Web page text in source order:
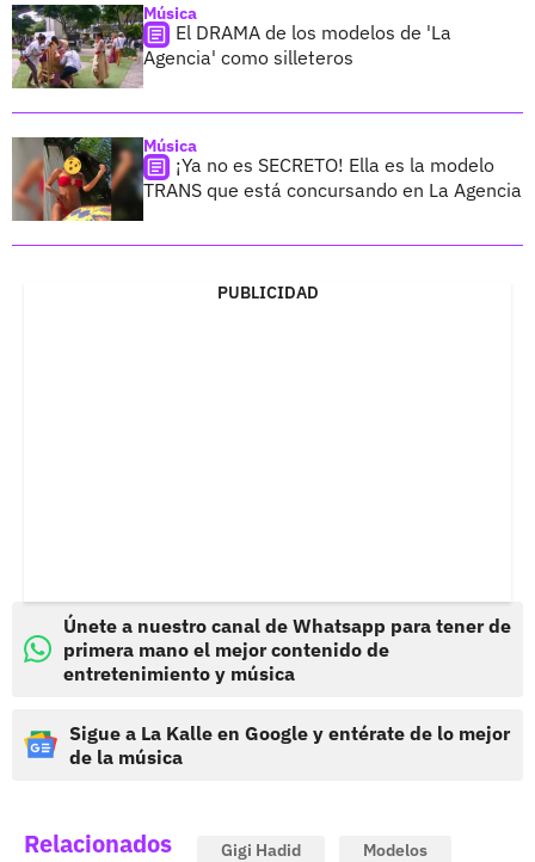
Música
El DRAMA de los modelos de 'La
Agencia' como silleteros
Música
¡Ya no es SECRETO! Ella es la modelo
TRANS que está concursando en La Agencia
PUBLICIDAD
Únete a nuestro canal de Whatsapp para tener de
primera mano el mejor contenido de
entretenimiento y música
Sigue a La Kalle en Google y entérate de lo mejor
de la música
Relacionados Gigi Hadid Modelos